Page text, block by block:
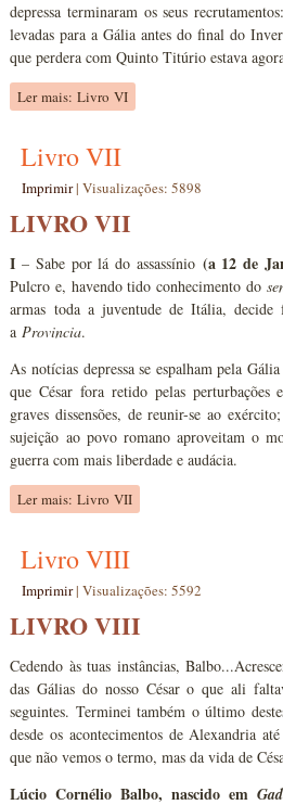
depressa terminaram os seus
levadas para a Gália antes do final do
que perdera com Quinto Titúrio estava
Ler mais: Livro VI
Livro VII
Imprimir|Visualizações: 5898
LIVRO VII
I– Sabe por lá do assassínio (a 12 de
Pulcro e, havendo tido conhecimento do
armas toda a juventude de Itália, decide
aProvincia.
As notícias depressa se espalham pela
que César fora retido pelas
graves dissensões, de reunir-se ao
sujeição ao povo romano aproveitam o
guerra com mais liberdade e audácia.
Ler mais: Livro VII
Livro VIII
Imprimir|Visualizações: 5592
LIVRO VIII
Cedendo às tuas instâncias,
das Gálias do nosso César o que ali
seguintes. Terminei também o último
desde os acontecimentos de Alexandria
que não vemos o termo, mas da vida de
Lúcio Cornélio Balbo, nascido em